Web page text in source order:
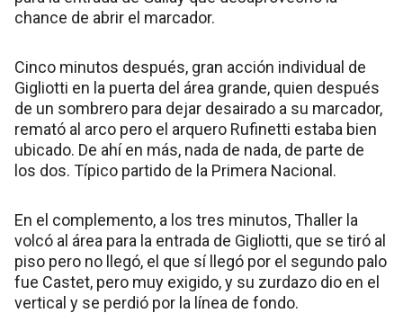
chance de abrir el marcador.
Cinco minutos después, gran acción individual de
Gigliotti en la puerta del área grande, quien después
de un sombrero para dejar desairado a su marcador,
remató al arco pero el arquero Rufinetti estaba bien
ubicado. De ahí en más, nada de nada, de parte de
los dos. Típico partido de la Primera Nacional.
En el complemento, a los tres minutos, Thaller la
volcó al área para la entrada de Gigliotti, que se tiró al
piso pero no llegó, el que sí llegó por el segundo palo
fue Castet, pero muy exigido, y su zurdazo dio en el
vertical y se perdió por la línea de fondo.